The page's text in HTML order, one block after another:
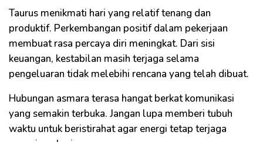
Taurus menikmati hari yang relatif tenang dan
produktif. Perkembangan positif dalam pekerjaan
membuat rasa percaya diri meningkat. Dari sisi
keuangan, kestabilan masih terjaga selama
pengeluaran tidak melebihi rencana yang telah dibuat.
Hubungan asmara terasa hangat berkat komunikasi
yang semakin terbuka. Jangan lupa memberi tubuh
waktu untuk beristirahat agar energi tetap terjaga